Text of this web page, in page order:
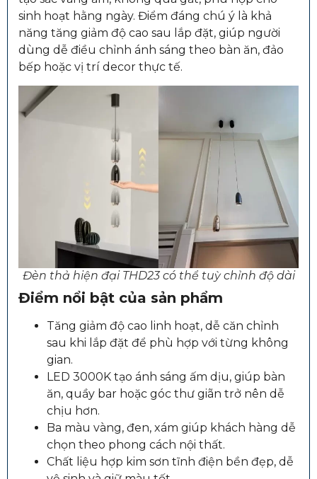
sinh hoạt hằng ngày. Điểm đáng chú ý là khả
năng tăng giảm độ cao sau lắp đặt, giúp người
dùng dễ điều chỉnh ánh sáng theo bàn ăn, đảo
bếp hoặc vị trí decor thực tế.
Đèn thả hiện đại THD23 có thể tuỳ chỉnh độ dài
Điểm nổi bật của sản phẩm
Tăng giảm độ cao linh hoạt, dễ căn chỉnh
sau khi lắp đặt để phù hợp với từng không
gian.
LED 3000K tạo ánh sáng ấm dịu, giúp bàn
ăn, quầy bar hoặc góc thư giãn trở nên dễ
chịu hơn.
Ba màu vàng, đen, xám giúp khách hàng dễ
chọn theo phong cách nội thất.
Chất liệu hợp kim sơn tĩnh điện bền đẹp, dễ